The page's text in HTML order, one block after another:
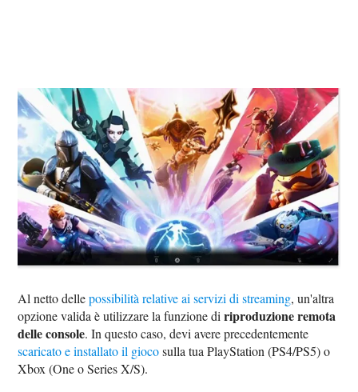
Al netto dellepossibilità relative ai servizi di streaming, un'altra
opzione valida è utilizzare la funzione diriproduzione remota
delle console. In questo caso, devi avere precedentemente
scaricato e installato il giocosulla tua PlayStation (PS4/PS5) o
Xbox (One o Series X/S).